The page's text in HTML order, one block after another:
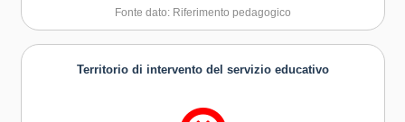
Fonte dato: Riferimento pedagogico
Territorio di intervento del servizio educativo